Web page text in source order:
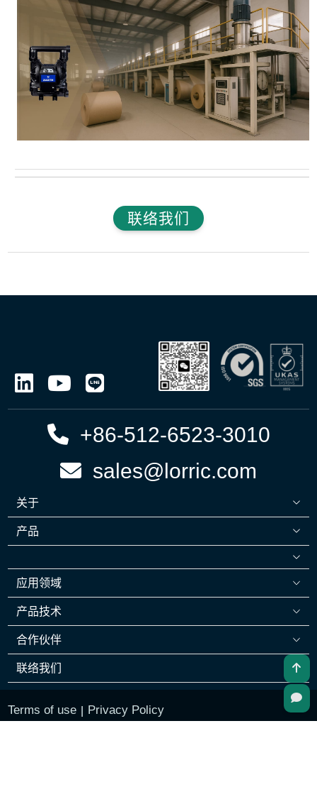
联络我们
+86-512-6523-3010
sales@lorric.com
关于
产品
应用领域
产品技术
合作伙伴
联络我们
Terms of use Privacy Policy